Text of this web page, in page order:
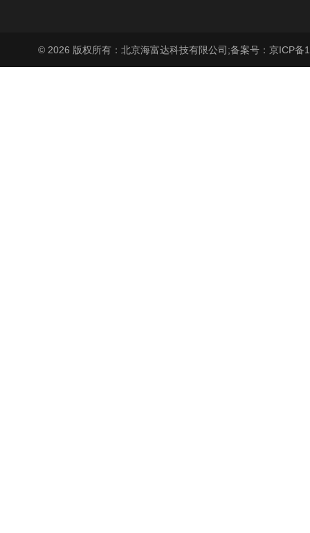
© 2026 版权所有：北京海富达科技有限公司;备案号：京ICP备